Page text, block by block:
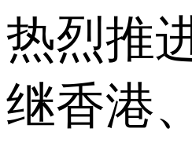
热烈推
继香港